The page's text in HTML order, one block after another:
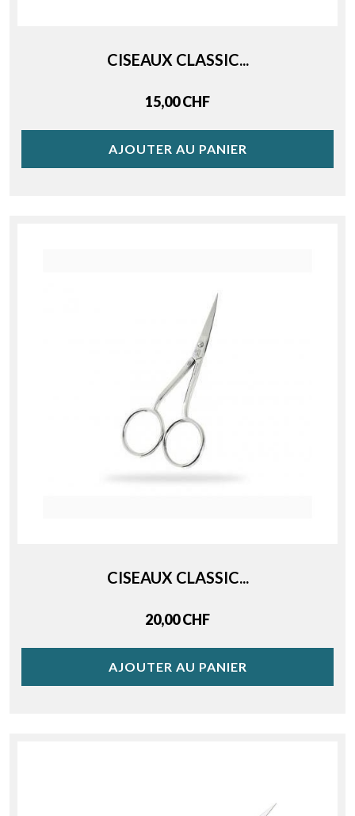
CISEAUX CLASSIC...
Price
15,00 CHF
AJOUTER AU PANIER
CISEAUX CLASSIC...
Price
20,00 CHF
AJOUTER AU PANIER